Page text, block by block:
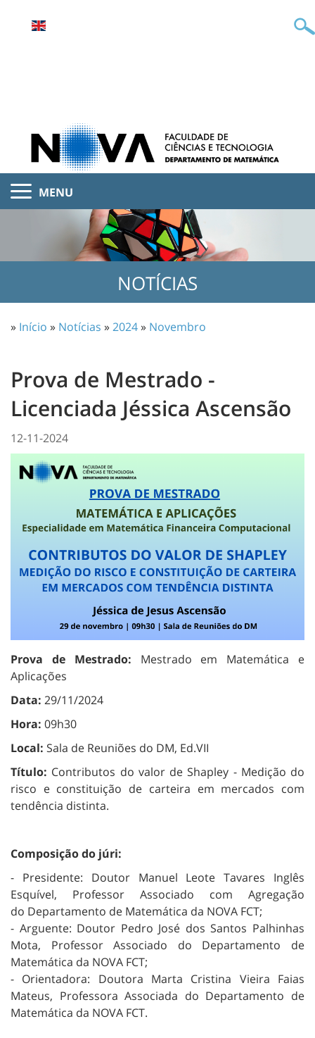
MENU
NOTÍCIAS
» Início » Notícias »2024» Novembro
Prova de Mestrado -
Licenciada Jéssica Ascensão
12-11-2024
Prova de Mestrado:
Mestrado em Matemática e
Aplicações
Data: 29/11/2024
Hora: 09h30
Local: Sala de Reuniões do DM, Ed.VII
Título: Contributos do valor de Shapley - Medição do
risco e constituição de carteira em mercados com
tendência distinta.
Composição do júri:
- Presidente: Doutor Manuel Leote Tavares Inglês
Esquível, Professor Associado com Agregação
do Departamento de Matemática da NOVA FCT;
- Arguente: Doutor Pedro José dos Santos Palhinhas
Mota, Professor Associado do Departamento de
Matemática da NOVA FCT;
- Orientadora: Doutora Marta Cristina Vieira Faias
Mateus, Professora Associada do Departamento de
Matemática da NOVA FCT.